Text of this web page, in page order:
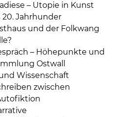
– Utopie in Kunst
Jahrhunder
und der Folkwang
– Höhepunkte und
Ostwall
Wissenschaft
zwischen